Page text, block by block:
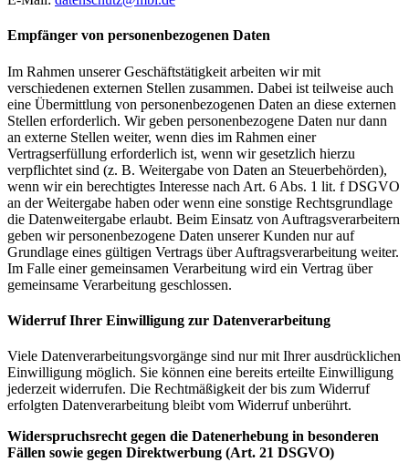
Empfänger von personenbezogenen Daten
Im Rahmen unserer Geschäftstätigkeit arbeiten wir mit
verschiedenen externen Stellen zusammen. Dabei ist teilweise auch
eine Übermittlung von personenbezogenen Daten an diese externen
Stellen erforderlich. Wir geben personenbezogene Daten nur dann
an externe Stellen weiter, wenn dies im Rahmen einer
Vertragserfüllung erforderlich ist, wenn wir gesetzlich hierzu
verpflichtet sind (z. B. Weitergabe von Daten an Steuerbehörden),
wenn wir ein berechtigtes Interesse nach Art. 6 Abs. 1 lit. f DSGVO
an der Weitergabe haben oder wenn eine sonstige Rechtsgrundlage
die Datenweitergabe erlaubt. Beim Einsatz von Auftragsverarbeitern
geben wir personenbezogene Daten unserer Kunden nur auf
Grundlage eines gültigen Vertrags über Auftragsverarbeitung weiter.
Im Falle einer gemeinsamen Verarbeitung wird ein Vertrag über
gemeinsame Verarbeitung geschlossen.
Widerruf Ihrer Einwilligung zur Datenverarbeitung
Viele Datenverarbeitungsvorgänge sind nur mit Ihrer ausdrücklichen
Einwilligung möglich. Sie können eine bereits erteilte Einwilligung
jederzeit widerrufen. Die Rechtmäßigkeit der bis zum Widerruf
erfolgten Datenverarbeitung bleibt vom Widerruf unberührt.
Widerspruchsrecht gegen die Datenerhebung in besonderen
Fällen sowie gegen Direktwerbung (Art. 21 DSGVO)